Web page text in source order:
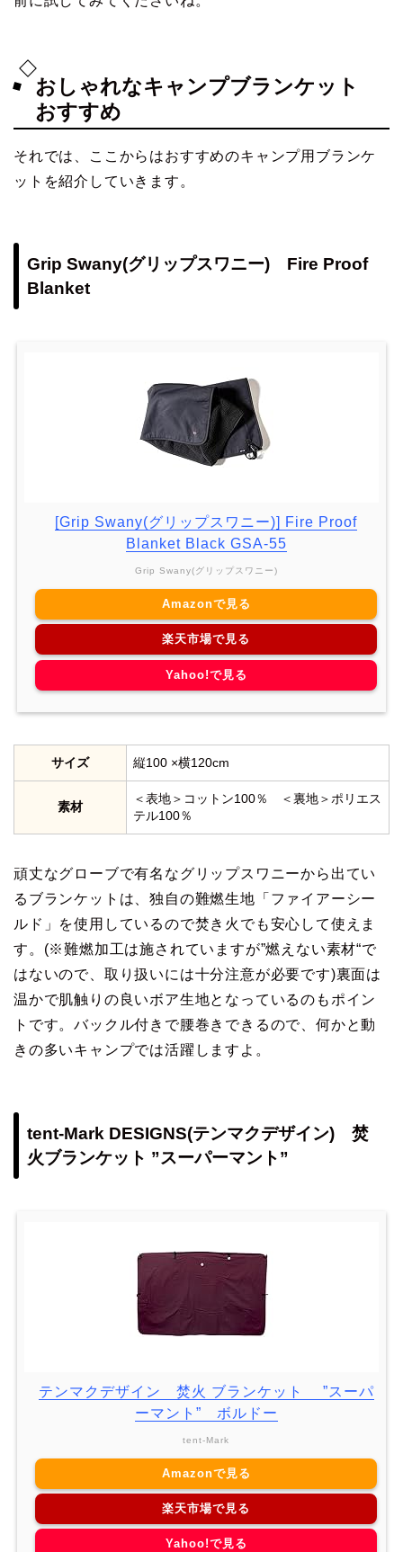
おしゃれなキャンプブランケット
おすすめ
それでは、ここからはおすすめのキャンプ用ブランケ
ットを紹介していきます。
Grip Swany(グリップスワニー) Fire Proof
Blanket
[Grip Swany(グリップスワニー)] Fire Proof
Blanket Black GSA-55
Grip Swany(グリップスワニー)
Amazonで見る
楽天市場で見る
Yahoo!で見る
サイズ 縦100 ×横120cm
素材
＜表地＞コットン100％ ＜裏地＞ポリエス
テル100％
頑丈なグローブで有名なグリップスワニーから出てい
るブランケットは、独自の難燃生地「ファイアーシー
ルド」を使用しているので焚き火でも安心して使えま
す。(※難燃加工は施されていますが”燃えない素材“で
はないので、取り扱いには十分注意が必要です)裏面は
温かで肌触りの良いボア生地となっているのもポイン
トです。バックル付きで腰巻きできるので、何かと動
きの多いキャンプでは活躍しますよ。
tent-Mark DESIGNS(テンマクデザイン) 焚
火ブランケット ”スーパーマント”
テンマクデザイン 焚火 ブランケット ”スーパ
ーマント” ボルドー
tent-Mark
Amazonで見る
楽天市場で見る
Yahoo!で見る